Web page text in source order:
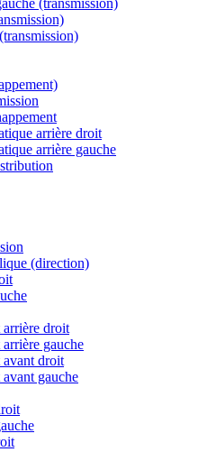
(transmission)
arrière droit
arrière gauche
(direction)
arrière droit
gauche
avant droit
gauche